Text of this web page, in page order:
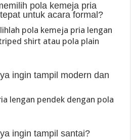
pola kemeja pria
untuk acara formal?
pola kemeja pria lengan
shirt atau pola plain
ingin tampil modern dan
lengan pendek dengan pola
ingin tampil santai?